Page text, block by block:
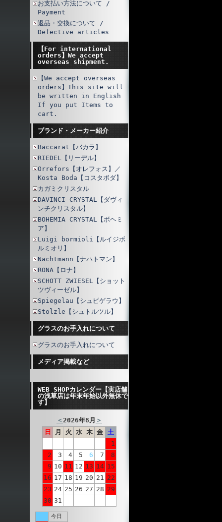
お支払い方法について /
Payment
返品・交換について /
Defective articles
【For international
orders】We accept
overseas shipment.
【We accept overseas
orders】This site will
be written in English
If you put Items to
cart.
ブランド・メーカー紹介
Baccarat【バカラ】
RIEDEL【リーデル】
Orrefors【オレフォス】／
Kosta Boda【コスタボダ】
カガミクリスタル
DAVINCI CRYSTAL【ダヴィ
ンチクリスタル】
BOHEMIA CRYSTAL【ボヘミ
ア】
Luigi bormioli【ルイジボ
ルミオリ】
Nachtmann【ナハトマン】
RONA【ロナ】
SCHOTT ZWIESEL【ショット
ツヴィーゼル】
Spiegelau【シュピゲラウ】
Stolzle【シュトルツル】
グラスのお手入れについて
グラスのお手入れについて
メディア掲載など
WEB SHOPカレンダー【実店舗
の浅草店は年末年始以外無休で
す】
＜2026年8月 ＞
日
月 火 水 木 金 土
1
2
3 4 5 6 7
8
9 10 11 12 13 14 15
16 17 18 19 20 21 22
23 24 25 26 27 28 29
30 31
今日